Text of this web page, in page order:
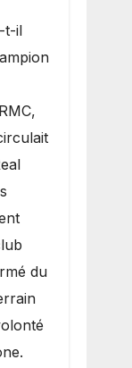
t-il
du